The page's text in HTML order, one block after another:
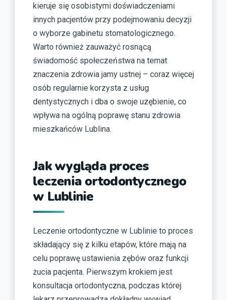
kieruje się osobistymi doświadczeniami
innych pacjentów przy podejmowaniu decyzji
o wyborze gabinetu stomatologicznego.
Warto również zauważyć rosnącą
świadomość społeczeństwa na temat
znaczenia zdrowia jamy ustnej – coraz więcej
osób regularnie korzysta z usług
dentystycznych i dba o swoje uzębienie, co
wpływa na ogólną poprawę stanu zdrowia
mieszkańców Lublina.
Jak wygląda proces
leczenia ortodontycznego
w Lublinie
Leczenie ortodontyczne w Lublinie to proces
składający się z kilku etapów, które mają na
celu poprawę ustawienia zębów oraz funkcji
żucia pacjenta. Pierwszym krokiem jest
konsultacja ortodontyczna, podczas której